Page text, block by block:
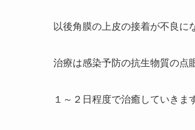
以後角膜の上皮の接着が不良に
治療は感染予防の抗生物質の点
１～２日程度で治癒していきま